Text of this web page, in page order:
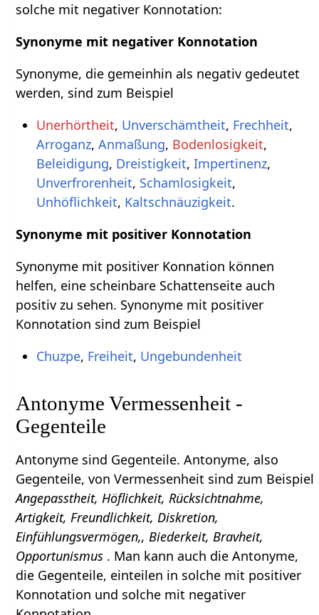
solche mit negativer Konnotation:
Synonyme mit negativer Konnotation
Synonyme, die gemeinhin als negativ gedeutet
werden, sind zum Beispiel
Unerhörtheit, Unverschämtheit, Frechheit,
Arroganz, Anmaßung, Bodenlosigkeit,
Beleidigung, Dreistigkeit, Impertinenz,
Unverfrorenheit, Schamlosigkeit,
Unhöflichkeit, Kaltschnäuzigkeit.
Synonyme mit positiver Konnotation
Synonyme mit positiver Konnation können
helfen, eine scheinbare Schattenseite auch
positiv zu sehen. Synonyme mit positiver
Konnotation sind zum Beispiel
Chuzpe, Freiheit, Ungebundenheit
Antonyme Vermessenheit -
Gegenteile
Antonyme sind Gegenteile. Antonyme, also
Gegenteile, von Vermessenheit sind zum Beispiel
Angepasstheit, Höflichkeit, Rücksichtnahme,
Artigkeit, Freundlichkeit, Diskretion,
Einfühlungsvermögen,, Biederkeit, Bravheit,
Opportunismus . Man kann auch die Antonyme,
die Gegenteile, einteilen in solche mit positiver
Konnotation und solche mit negativer